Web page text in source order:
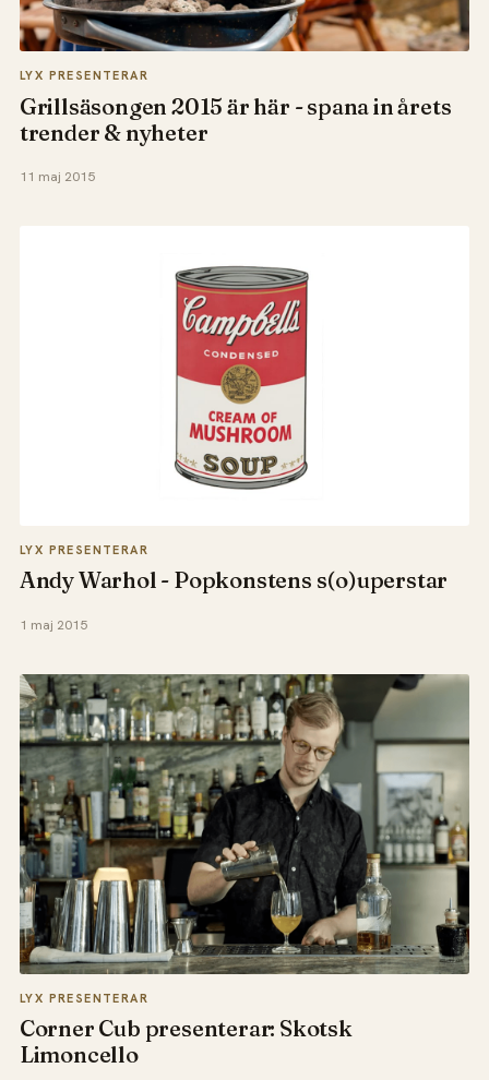
LYX PRESENTERAR
Grillsäsongen 2015 är här - spana in årets
trender & nyheter
11 maj 2015
LYX PRESENTERAR
Andy Warhol - Popkonstens s(o)uperstar
1 maj 2015
LYX PRESENTERAR
Corner Cub presenterar: Skotsk
Limoncello